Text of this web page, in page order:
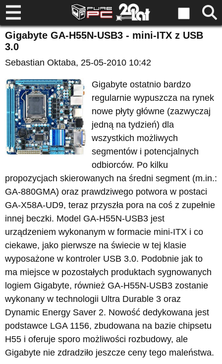
Gigabyte GA-H55N-USB3 - mini-ITX z USB
3.0
Sebastian Oktaba, 25-05-2010 10:42
Gigabyte ostatnio bardzo
regularnie wypuszcza na rynek
nowe płyty główne (zazwyczaj
jedną na tydzień) dla
wszystkich możliwych
segmentów i potencjalnych
odbiorców. Po kilku
propozycjach skierowanych na średni segment (m.in.:
GA-880GMA) oraz prawdziwego potwora w postaci
GA-X58A-UD9, teraz przyszła pora na coś z zupełnie
innej beczki. Model GA-H55N-USB3 jest
urządzeniem wykonanym w formacie mini-ITX i co
ciekawe, jako pierwsze na świecie w tej klasie
wyposażone w kontroler USB 3.0. Podobnie jak to
ma miejsce w pozostałych produktach sygnowanych
logiem Gigabyte, również GA-H55N-USB3 zostanie
wykonany w technologii Ultra Durable 3 oraz
Dynamic Energy Saver 2. Nowość dedykowana jest
podstawce LGA 1156, zbudowana na bazie chipsetu
H55 i oferuje sporo możliwości rozbudowy, ale
Gigabyte nie zdradziło jeszcze ceny tego maleństwa.